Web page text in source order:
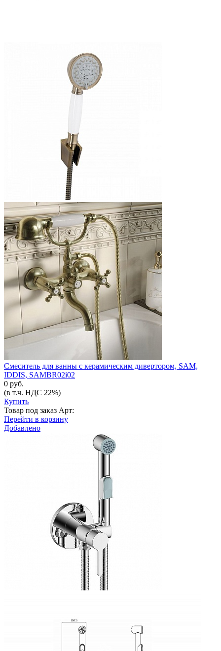
Смеситель для ванны с керамическим дивертором, SAM,
IDDIS, SAMBR02i02
0 руб.
(в т.ч. НДС 22%)
Купить
Товар под заказ Арт:
Перейти в корзину
Добавлено